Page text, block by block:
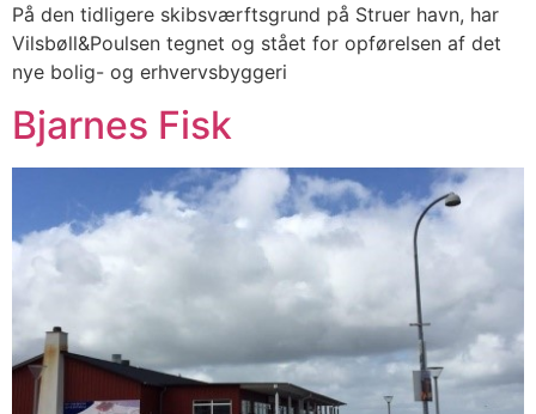
På den tidligere skibsværftsgrund på Struer havn, har
Vilsbøll&Poulsen tegnet og stået for opførelsen af det
nye bolig- og erhvervsbyggeri
Bjarnes Fisk